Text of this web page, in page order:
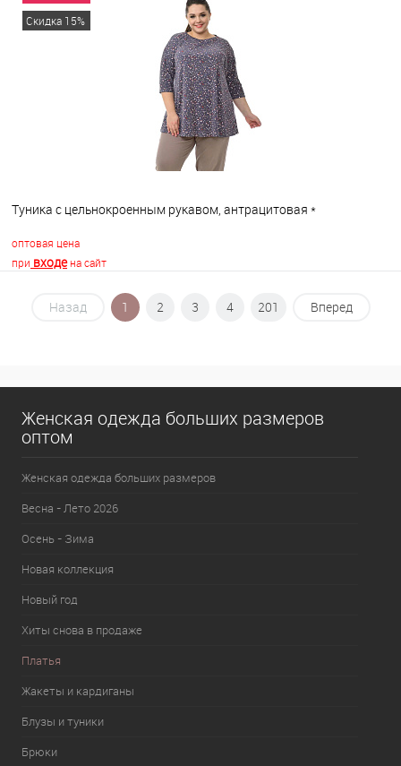
Скидка 15%
Туника с цельнокроенным рукавом, антрацитовая *
оптовая цена
при входена сайт
В корзину
Назад 1 2 3 4 201 Вперед
Женская одежда больших размеров
оптом
Женская одежда больших размеров
Весна - Лето 2026
Осень - Зима
Новая коллекция
Новый год
Хиты снова в продаже
Платья
Жакеты и кардиганы
Блузы и туники
Брюки